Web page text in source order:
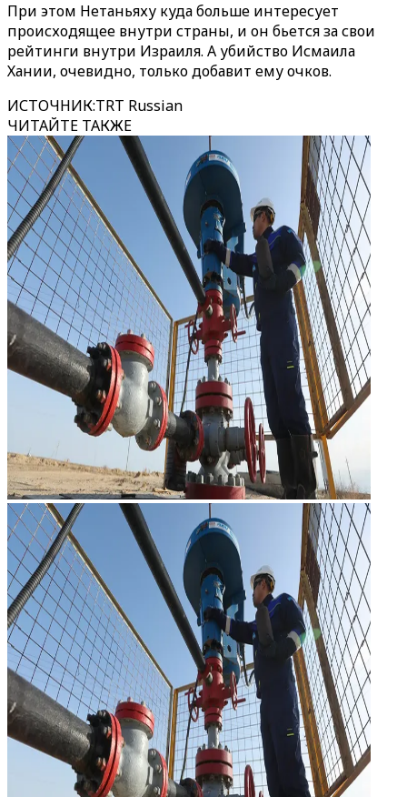
При этом Нетаньяху куда больше интересует
происходящее внутри страны, и он бьется за свои
рейтинги внутри Израиля. А убийство Исмаила
Хании, очевидно, только добавит ему очков.
ИСТОЧНИК:TRT Russian
ЧИТАЙТЕ ТАКЖЕ